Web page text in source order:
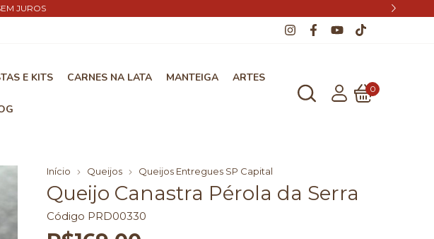
SASSA5
E KITS CARNES NA LATA MANTEIGA ARTES
0
Início Queijos Queijos Entregues SP Capital
Queijo Canastra Pérola da Serra
Código PRD00330